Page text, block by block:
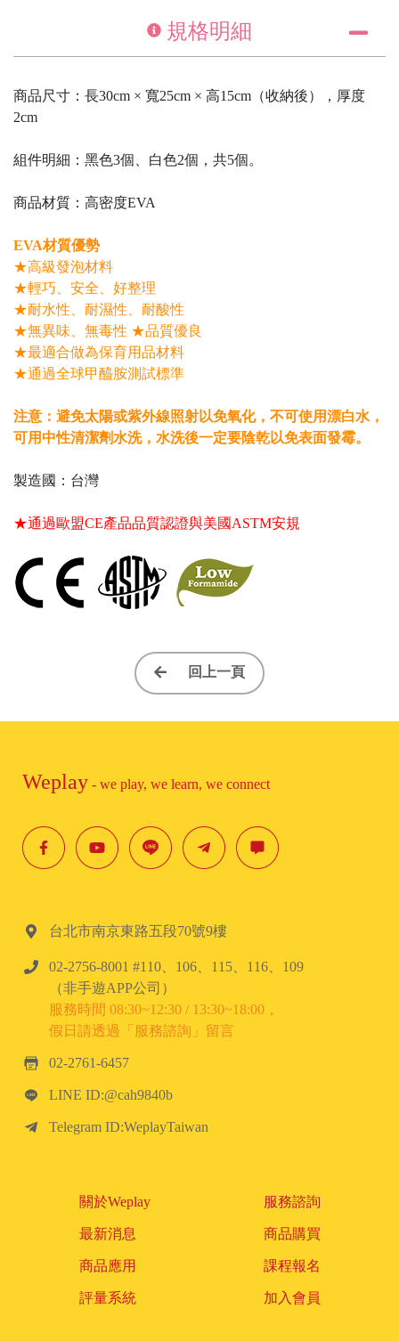
規格明細
商品尺寸：長30cm × 寬25cm × 高15cm（收納後），厚度
2cm
組件明細：黑色3個、白色2個，共5個。
商品材質：高密度EVA
EVA材質優勢
★高級發泡材料
★輕巧、安全、好整理
★耐水性、耐濕性、耐酸性
★無異味、無毒性 ★品質優良
★最適合做為保育用品材料
★通過全球甲醯胺測試標準
注意：避免太陽或紫外線照射以免氧化，不可使用漂白水，
可用中性清潔劑水洗，水洗後一定要陰乾以免表面發霉。
製造國：台灣
★通過歐盟CE產品品質認證與美國ASTM安規
回上一頁
Weplay - we play, we learn, we connect
台北市南京東路五段70號9樓
02-2756-8001 #110、106、115、116、109
（非手遊APP公司）
服務時間 08:30~12:30 / 13:30~18:00，
假日請透過「服務諮詢」留言
02-2761-6457
LINE ID:@cah9840b
Telegram ID:WeplayTaiwan
關於Weplay
最新消息
商品應用
評量系統
服務諮詢
商品購買
課程報名
加入會員